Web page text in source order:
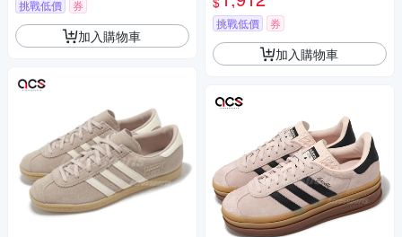
挑戰低價 券
加入購物車
505
挑戰低價 券
加入購物車